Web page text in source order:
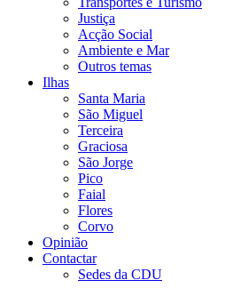
Justiça
Acção Social
Ambiente e Mar
Outros temas
Ilhas
Santa Maria
São Miguel
Terceira
Graciosa
São Jorge
Pico
Faial
Flores
Corvo
Opinião
Contactar
Sedes da CDU